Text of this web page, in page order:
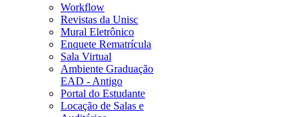
Workflow
Revistas da Unisc
Mural Eletrônico
Enquete Rematrícula
Sala Virtual
Ambiente Graduação
EAD - Antigo
Portal do Estudante
Locação de Salas e